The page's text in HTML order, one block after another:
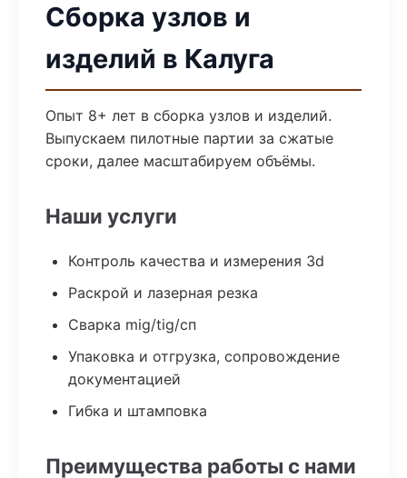
Сборка узлов и
изделий в Калуга
Опыт 8+ лет в сборка узлов и изделий.
Выпускаем пилотные партии за сжатые
сроки, далее масштабируем объёмы.
Наши услуги
Контроль качества и измерения 3d
Раскрой и лазерная резка
Сварка mig/tig/сп
Упаковка и отгрузка, сопровождение
документацией
Гибка и штамповка
Преимущества работы с нами